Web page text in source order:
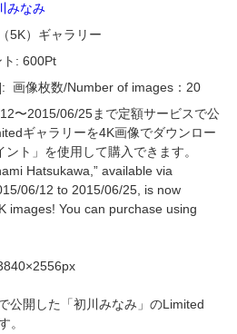
みなみ
5K）ギャラリー
: 600Pt
画像枚数/Number of images：20
〜2015/06/25まで定額サービスで公
ギャラリーを4K画像でダウンロー
ト」を使用して購入できます。
Hatsukawa,” available via
06/12 to 2015/06/25, is now
images! You can purchase using
公開した「初川みなみ」のLimited
。